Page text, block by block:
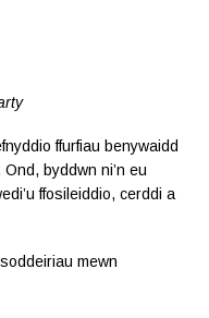
ffurfiau benywaidd
byddwn ni’n eu
ffosileiddio, cerddi a
mewn